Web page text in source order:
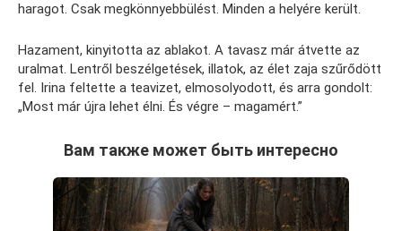
haragot. Csak megkönnyebbülést. Minden a helyére került.
Hazament, kinyitotta az ablakot. A tavasz már átvette az
uralmat. Lentről beszélgetések, illatok, az élet zaja szűrődött
fel. Irina feltette a teavizet, elmosolyodott, és arra gondolt:
„Most már újra lehet élni. És végre – magamért.”
Вам также может быть интересно